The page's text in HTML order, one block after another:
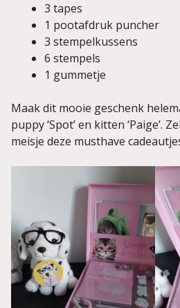
3 tapes
1 pootafdruk puncher
3 stempelkussens
6 stempels
1 gummetje
Maak dit mooie geschenk
puppy ‘Spot’ en kitten ‘Paige’.
meisje deze musthave